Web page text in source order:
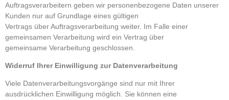
Auftragsverarbeitern geben wir personenbezogene Daten unserer
Kunden nur auf Grundlage eines gültigen
Vertrags über Auftragsverarbeitung weiter. Im Falle einer
gemeinsamen Verarbeitung wird ein Vertrag über
gemeinsame Verarbeitung geschlossen.
Widerruf Ihrer Einwilligung zur Datenverarbeitung
Viele Datenverarbeitungsvorgänge sind nur mit Ihrer
ausdrücklichen Einwilligung möglich. Sie können eine